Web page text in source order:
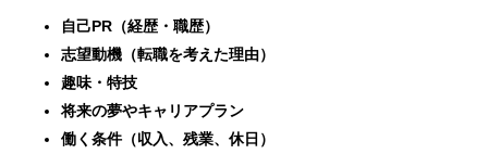
自己PR（経歴・職歴）
志望動機（転職を考えた理由）
趣味・特技
将来の夢やキャリアプラン
働く条件（収入、残業、休日）